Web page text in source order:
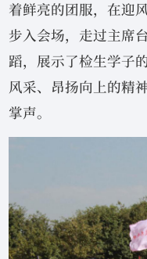
着鲜亮的团服，在迎
步入会场，走过主席
蹈，展示了检生学子
风采、昂扬向上的精
掌声。